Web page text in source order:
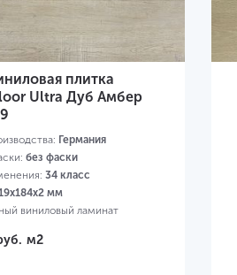
плитка
Ultra Дуб Амбер
Германия
без фаски
34 класс
мм
виниловый ламинат
м2